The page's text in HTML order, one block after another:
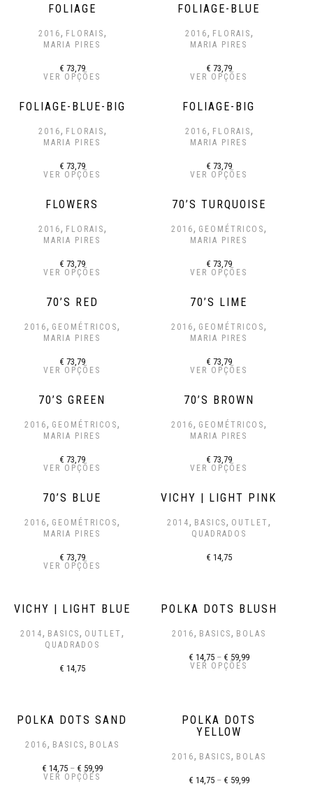
FOLIAGE
2016, FLORAIS,
MARIA PIRES
€ 73,79
VER OPÇÕES
FOLIAGE-BLUE
2016, FLORAIS,
MARIA PIRES
€ 73,79
VER OPÇÕES
FOLIAGE-BLUE-BIG
2016, FLORAIS,
MARIA PIRES
€ 73,79
VER OPÇÕES
FOLIAGE-BIG
2016, FLORAIS,
MARIA PIRES
€ 73,79
VER OPÇÕES
FLOWERS
2016, FLORAIS,
MARIA PIRES
€ 73,79
VER OPÇÕES
70’S TURQUOISE
2016, GEOMÉTRICOS,
MARIA PIRES
€ 73,79
VER OPÇÕES
70’S RED
2016, GEOMÉTRICOS,
MARIA PIRES
€ 73,79
VER OPÇÕES
70’S LIME
2016, GEOMÉTRICOS,
MARIA PIRES
€ 73,79
VER OPÇÕES
70’S GREEN
2016, GEOMÉTRICOS,
MARIA PIRES
€ 73,79
VER OPÇÕES
70’S BROWN
2016, GEOMÉTRICOS,
MARIA PIRES
€ 73,79
VER OPÇÕES
70’S BLUE
2016, GEOMÉTRICOS,
MARIA PIRES
€ 73,79
VER OPÇÕES
VICHY | LIGHT PINK
2014, BASICS, OUTLET,
QUADRADOS
€ 14,75
VICHY | LIGHT BLUE
2014, BASICS, OUTLET,
QUADRADOS
€ 14,75
POLKA DOTS BLUSH
2016, BASICS, BOLAS
€ 14,75– € 59,99
VER OPÇÕES
POLKA DOTS SAND
2016, BASICS, BOLAS
€ 14,75– € 59,99
VER OPÇÕES
POLKA DOTS
YELLOW
2016, BASICS, BOLAS
€ 14,75– € 59,99